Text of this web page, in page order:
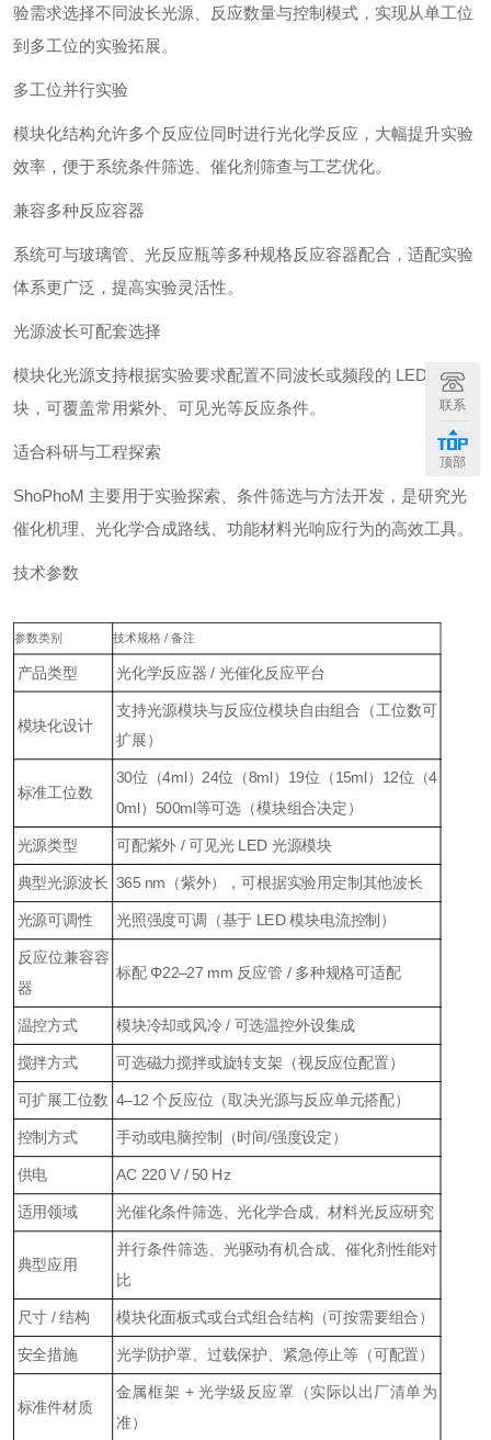
验需求选择不同波长光源、反应数量与控制模式，实现从单工位
到多工位的实验拓展。
多工位并行实验
模块化结构允许多个反应位同时进行光化学反应，大幅提升实验
效率，便于系统条件筛选、催化剂筛查与工艺优化。
兼容多种反应容器
系统可与玻璃管、光反应瓶等多种规格反应容器配合，适配实验
体系更广泛，提高实验灵活性。
光源波长可配套选择
模块化光源支持根据实验要求配置不同波长或频段的 LED 光模
块，可覆盖常用紫外、可见光等反应条件。
适合科研与工程探索
ShoPhoM 主要用于实验探索、条件筛选与方法开发，是研究光
催化机理、光化学合成路线、功能材料光响应行为的高效工具。
技术参数
参数类别 技术规格 / 备注
产品类型 光化学反应器 / 光催化反应平台
模块化设计
支持光源模块与反应位模块自由组合（工位数可
扩展）
标准工位数
30位（4ml）24位（8ml）19位（15ml）12位（4
0ml）500ml等可选（模块组合决定）
光源类型 可配紫外 / 可见光 LED 光源模块
典型光源波长 365 nm（紫外），可根据实验用定制其他波长
光源可调性 光照强度可调（基于 LED 模块电流控制）
反应位兼容容
器
标配 Φ22–27 mm 反应管 / 多种规格可适配
温控方式 模块冷却或风冷 / 可选温控外设集成
搅拌方式 可选磁力搅拌或旋转支架（视反应位配置）
可扩展工位数 4–12 个反应位（取决光源与反应单元搭配）
控制方式 手动或电脑控制（时间/强度设定）
供电 AC 220 V / 50 Hz
适用领域 光催化条件筛选、光化学合成、材料光反应研究
典型应用
并行条件筛选、光驱动有机合成、催化剂性能对
比
尺寸 / 结构 模块化面板式或台式组合结构（可按需要组合）
安全措施 光学防护罩、过载保护、紧急停止等（可配置）
标准件材质
金属框架 + 光学级反应罩（实际以出厂清单为
准）
联系
顶部